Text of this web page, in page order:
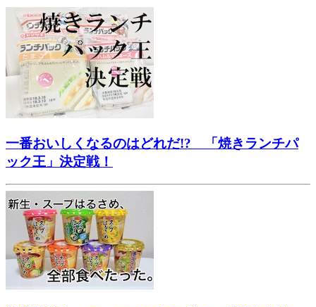
一番おいしくなるのはどれだ!? 「焼きランチパ
ック王」決定戦！